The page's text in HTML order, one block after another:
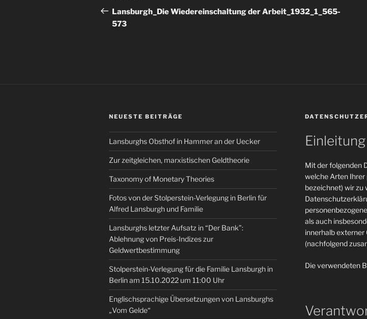
Beitrag
Lansburgh_Die Wiedereinschaltung der Arbeit_1932_1_565-
573
NEUESTE BEITRÄGE
Lansburghs Obsthof in Hammer an der Uecker
Zur zeitgleichen, marxistischen Geldtheorie
Taxonomy of Monetary Theories
Fotos von der Stolperstein-Verlegung in Berlin für
Alfred Lansburgh und Familie
Lansburghs letzter Aufsatz in “Der Bank”:
Ablehnung von Preis-Indizes zur
Geldwertbestimmung
Stolperstein-Verlegung für die Familie Lansburgh in
Berlin am 15.10.2022 um 11:00 Uhr
Englischsprachige Übersetzungen von Lansburghs
„Vom Gelde“
Einleitung
Mit der folgenden
welche Arten Ihrer
bezeichnet) wir zu
als auch
innerhalb externer
(nachfolgend
Die verwendeten